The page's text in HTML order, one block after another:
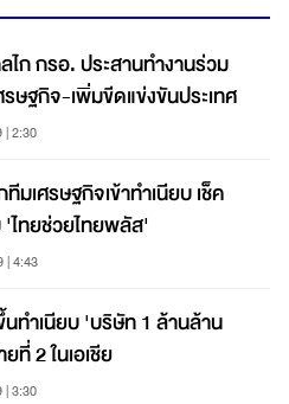
ก กรอ. ประสานทำงานร่วม
รษฐกิจ-เพิ่มขีดแข่งขันประเทศ
2:30
มเศรษฐกิจเข้าทำเนียบ เช็ค
ทยช่วยไทยพลัส'
| 4:43
ทำเนียบ 'บริษัท 1 ล้านล้าน
ที่ 2 ในเอเชีย
3:30